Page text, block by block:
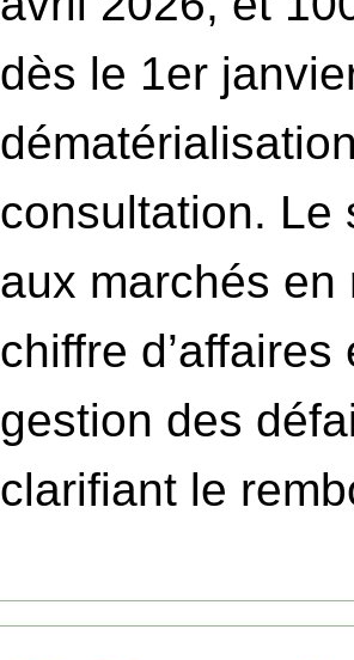
dès le 1er
consultation. Le
aux marchés
chiffre
gestion des
clarifiant le